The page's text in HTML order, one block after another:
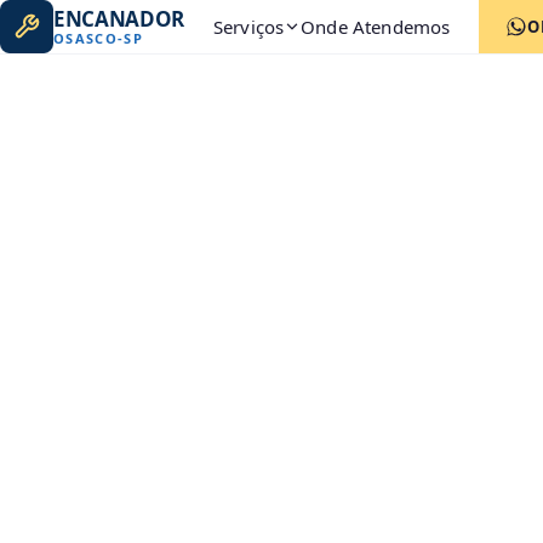
ENCANADOR
OSASCO-SP Serviços Onde Atendemos